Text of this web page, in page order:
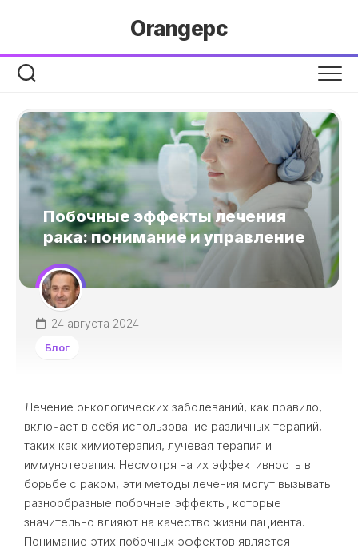
Orangepc
Побочные эффекты лечения
рака: понимание и управление
24 августа 2024
Блог
Лечение онкологических заболеваний, как правило,
включает в себя использование различных терапий,
таких как химиотерапия, лучевая терапия и
иммунотерапия. Несмотря на их эффективность в
борьбе с раком, эти методы лечения могут вызывать
разнообразные побочные эффекты, которые
значительно влияют на качество жизни пациента.
Понимание этих побочных эффектов является